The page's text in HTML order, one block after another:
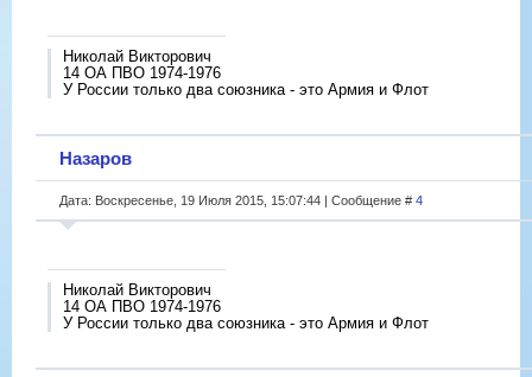
Николай Викторович
14 ОА ПВО 1974-1976
У России только два союзника - это Армия и Флот
Назаров
Дата: Воскресенье, 19 Июля 2015, 15:07:44 | Сообщение # 4
Николай Викторович
14 ОА ПВО 1974-1976
У России только два союзника - это Армия и Флот